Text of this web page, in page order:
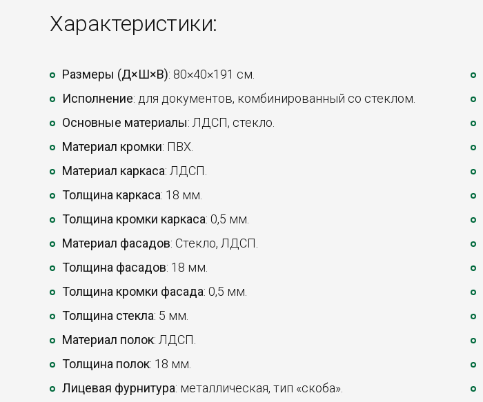
Характеристики:
Размеры (Д×Ш×В): 80×40×191 см.
Исполнение: для документов, комбинированный со стеклом.
Основные материалы: ЛДСП, стекло.
Материал кромки: ПВХ.
Материал каркаса: ЛДСП.
Толщина каркаса: 18 мм.
Толщина кромки каркаса: 0,5 мм.
Материал фасадов: Стекло, ЛДСП.
Толщина фасадов: 18 мм.
Толщина кромки фасада: 0,5 мм.
Толщина стекла: 5 мм.
Материал полок: ЛДСП.
Толщина полок: 18 мм.
Лицевая фурнитура: металлическая, тип «скоба».